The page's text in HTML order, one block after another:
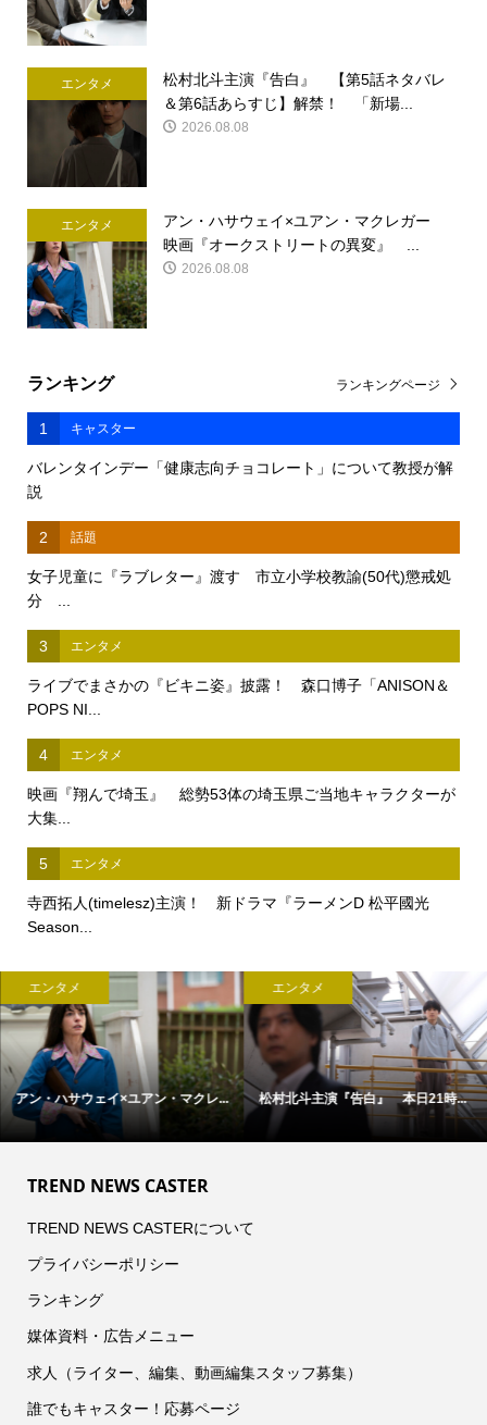
エンタメ
松村北斗主演『告白』 【第5話ネタバレ
＆第6話あらすじ】解禁！ 「新場...
2026.08.08
エンタメ
アン・ハサウェイ×ユアン・マクレガー
映画『オークストリートの異変』 ...
2026.08.08
ランキング
1 キャスター
バレンタインデー「健康志向チョコレート」について教授が解
説
2 話題
女子児童に『ラブレター』渡す 市立小学校教諭(50代)懲戒処
分 ...
3 エンタメ
ライブでまさかの『ビキニ姿』披露！ 森口博子「ANISON＆
POPS NI...
4 エンタメ
映画『翔んで埼玉』 総勢53体の埼玉県ご当地キャラクターが
大集...
5 エンタメ
寺西拓人(timelesz)主演！ 新ドラマ『ラーメンD 松平國光
Season...
ランキングページ
エンタメ
アン・ハサウェイ×ユアン・マクレ...
エンタメ
松村北斗主演『告白』 本日21時...
TREND NEWS CASTER
TREND NEWS CASTERについて
プライバシーポリシー
ランキング
媒体資料・広告メニュー
求人（ライター、編集、動画編集スタッフ募集）
誰でもキャスター！応募ページ